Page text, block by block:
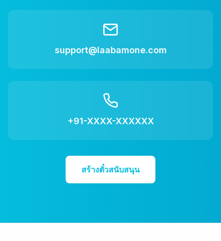
support@laabamone.com
+91-XXXX-XXXXXX
สร้างตั๋วสนับสนุน